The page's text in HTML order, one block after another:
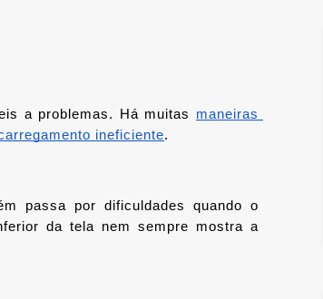
a problemas. Há muitas maneiras
ineficiente.
passa por dificuldades quando o
da tela nem sempre mostra a